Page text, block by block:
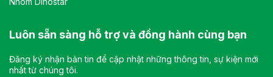
Luôn sẵn sàng hỗ trợ và đồng hành cùng bạn
Đăng ký nhận bản tin để cập nhật những thông tin, sự kiện mới
nhất từ chúng tôi.